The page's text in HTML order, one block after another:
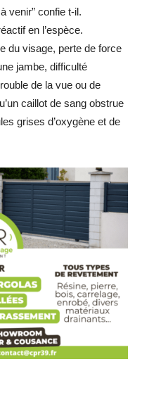
venir” confie t-il.
en l’espèce.
du visage, perte de force
jambe, difficulté
de la vue ou de
caillot de sang obstrue
grises d’oxygène et de